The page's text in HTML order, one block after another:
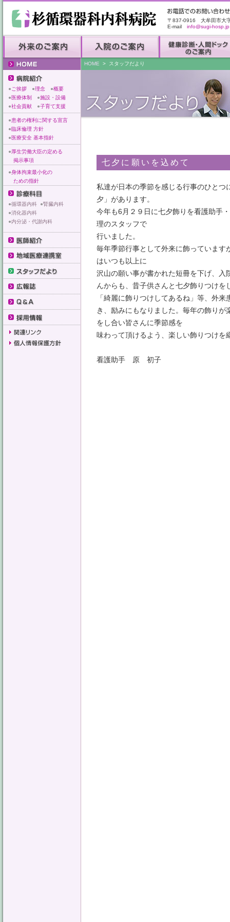
〒837-0916 大牟田市大
E-mail info@sugi-hosp.jp
HOME > スタッフだより
● ご挨拶 ●理念 ●概要
●医療体制 ●施設・設備
●社会貢献 ●子育て支援
●患者の権利に関する宣言
●臨床倫理 方針
●医療安全 基本指針
●厚生労働大臣の定める
掲示事項
●身体拘束最小化の
ための指針
●循環器内科 ●腎臓内科
●消化器内科
●内分泌・代謝内科
七夕に願いを込めて
私達が日本の季節を感じる行事のひとつ
夕」があります。
今年も6月２９日に七夕飾りを看護助手
理のスタッフで
行いました。
毎年季節行事として外来に飾っています
はいつも以上に
沢山の願い事が書かれた短冊を下げ、入
んからも、昔子供さんと七夕飾りつけ
「綺麗に飾りつけしてあるね」等、外
き、励みにもなりました。毎年の飾り
をし合い皆さんに季節感を
味わって頂けるよう、楽しい飾りつけを
看護助手 原 初子